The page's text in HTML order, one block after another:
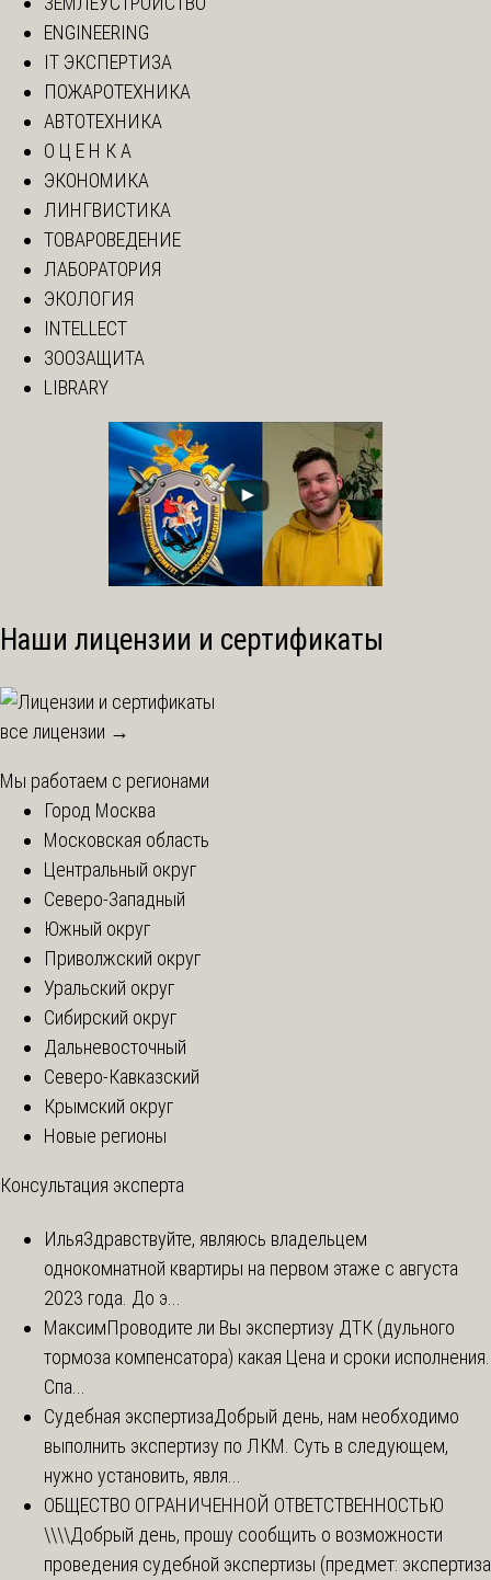
ENGINEERING
IT ЭКСПЕРТИЗА
ПОЖАРОТЕХНИКА
АВТОТЕХНИКА
О Ц Е Н К А
ЭКОНОМИКА
ЛИНГВИСТИКА
ТОВАРОВЕДЕНИЕ
ЛАБОРАТОРИЯ
ЭКОЛОГИЯ
INTELLECT
ЗООЗАЩИТА
LIBRARY
Наши лицензии и сертификаты
все лицензии →
Мы работаем с регионами
Город Москва
Московская область
Центральный округ
Северо-Западный
Южный округ
Приволжский округ
Уральский округ
Сибирский округ
Дальневосточный
Северо-Кавказский
Крымский округ
Новые регионы
Консультация эксперта
ИльяЗдравствуйте, являюсь владельцем
однокомнатной квартиры на первом этаже с августа
2023 года. До э...
МаксимПроводите ли Вы экспертизу ДТК (дульного
тормоза компенсатора) какая Цена и сроки исполнения.
Спа...
Судебная экспертизаДобрый день, нам необходимо
выполнить экспертизу по ЛКМ. Суть в следующем,
нужно установить, явля...
ОБЩЕСТВО ОГРАНИЧЕННОЙ ОТВЕТСТВЕННОСТЬЮ
\\\\Добрый день, прошу сообщить о возможности
проведения судебной экспертизы (предмет: экспертиза